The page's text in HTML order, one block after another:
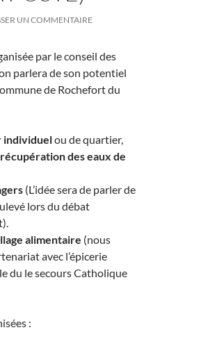
UN COMMENTAIRE
par le conseil des
parlera de son potentiel
de Rochefort du
individuelou de quartier,
des eaux de
(L’idée sera de parler de
lors du débat
alimentaire (nous
avec l’épicerie
du le secours Catholique
: